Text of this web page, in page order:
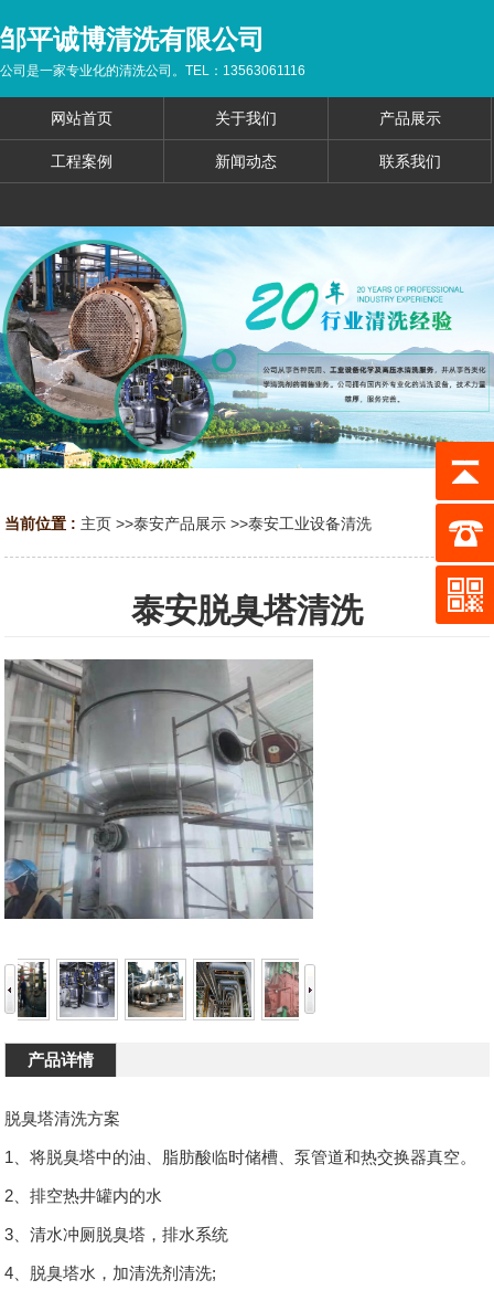
邹平诚博清洗有限公司
公司是一家专业化的清洗公司。TEL：13563061116
网站首页 关于我们 产品展示
工程案例 新闻动态 联系我们
当前位置 : 主页 >>泰安产品展示 >>泰安工业设备清洗
泰安脱臭塔清洗
产品详情
脱臭塔清洗方案
1、将脱臭塔中的油、脂肪酸临时储槽、泵管道和热交换器真空。
2、排空热井罐内的水
3、清水冲厕脱臭塔，排水系统
4、脱臭塔水，加清洗剂清洗;